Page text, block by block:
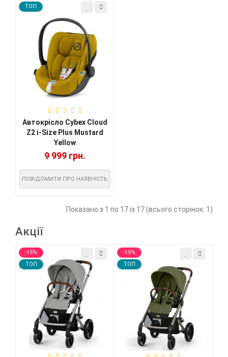
TOП
Автокрісло Cybex Cloud
Z2 i-Size Plus Mustard
Yellow
9 999 грн.
ПОВІДОМИТИ ПРО НАЯВНІСТЬ
Показано з 1 по 17 із 17 (всього сторінок: 1)
Акції
-15%
TOП
-15%
TOП